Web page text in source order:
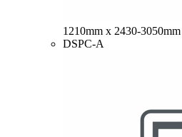
1210mm x 2430-
DSPC-A